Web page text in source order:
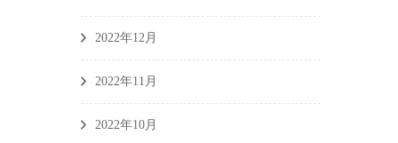
2022年12月
2022年11月
2022年10月